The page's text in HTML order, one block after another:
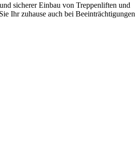
sicherer Einbau von Treppenliften und
Ihr zuhause auch bei Beeinträchtigungen